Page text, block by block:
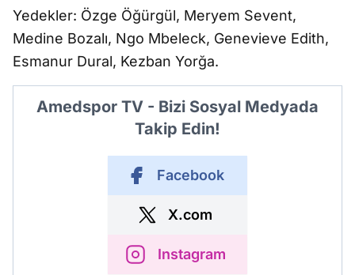
Yedekler: Özge Öğürgül, Meryem Sevent,
Medine Bozalı, Ngo Mbeleck, Genevieve Edith,
Esmanur Dural, Kezban Yorğa.
Amedspor TV - Bizi Sosyal Medyada
Takip Edin!
Facebook
X.com
Instagram